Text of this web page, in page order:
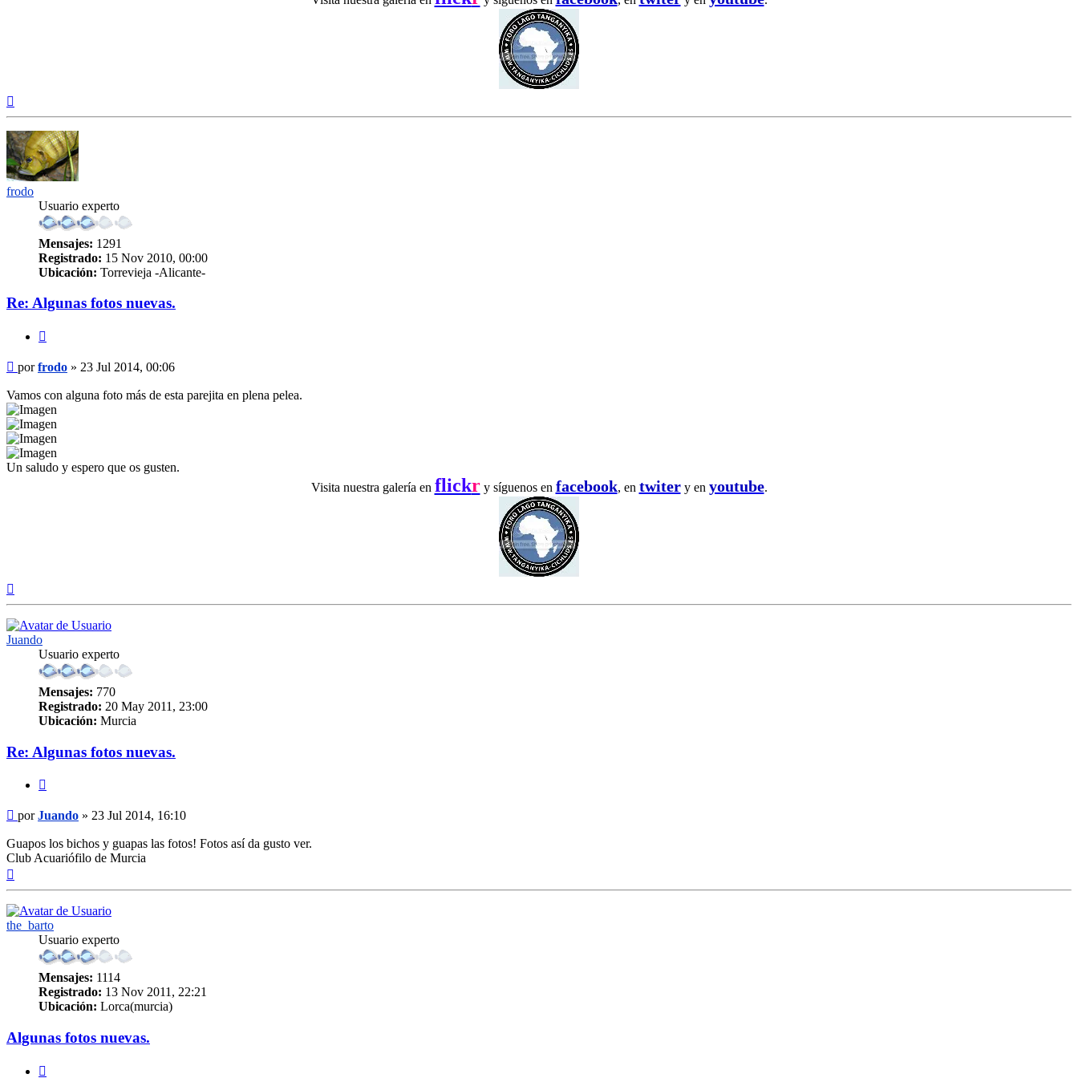
frodo
Usuario experto
Mensajes: 1291
Registrado: 15 Nov 2010, 00:00
Ubicación: Torrevieja -Alicante-
Re: Algunas fotos nuevas.
Mensaje
porfrodo » 23 Jul 2014, 00:06
Vamos con alguna foto más de esta parejita en plena pelea.
Un saludo y espero que os gusten.
Visita nuestra galería en flickry síguenos en facebook, en twitery en youtube.
Juando
Usuario experto
Mensajes: 770
Registrado: 20 May 2011, 23:00
Ubicación: Murcia
Re: Algunas fotos nuevas.
Mensaje
porJuando » 23 Jul 2014, 16:10
Guapos los bichos y guapas las fotos! Fotos así da gusto ver.
Club Acuariófilo de Murcia
the_barto
Usuario experto
Mensajes: 1114
Registrado: 13 Nov 2011, 22:21
Ubicación: Lorca(murcia)
Algunas fotos nuevas.